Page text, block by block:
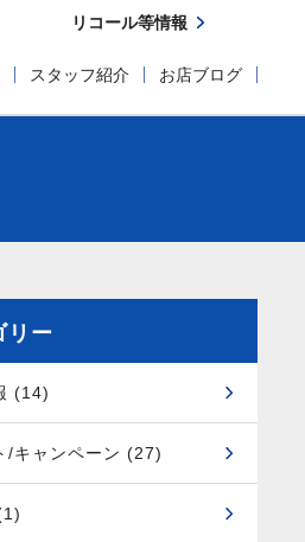
スタッフ紹介 お店ブログ
リコール等情報
リー
(14)
/キャンペーン (27)